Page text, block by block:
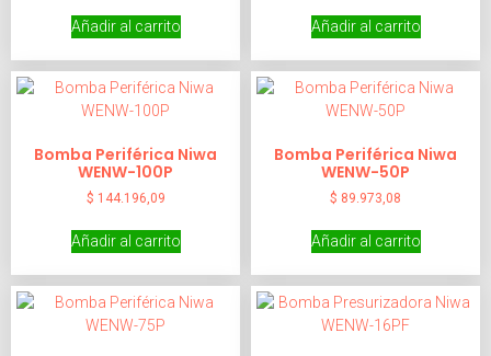
Añadir al carrito Añadir al carrito
Bomba Periférica Niwa
WENW-100P
$ 144.196,09
Añadir al carrito
Bomba Periférica Niwa
WENW-50P
$ 89.973,08
Añadir al carrito